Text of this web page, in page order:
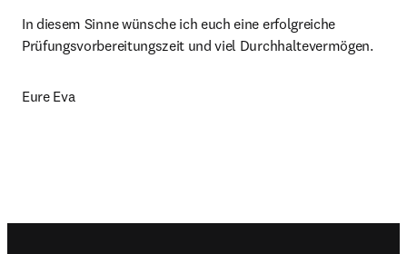
In diesem Sinne wünsche ich euch eine erfolgreiche
Prüfungsvorbereitungszeit und viel Durchhaltevermögen.
Eure Eva